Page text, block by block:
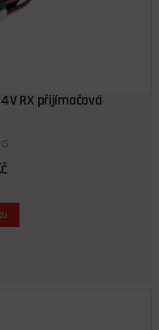
RX přijímačová